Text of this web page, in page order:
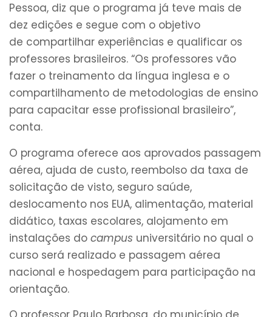
Pessoa, diz que o programa já teve mais de
dez edições e segue com o objetivo
de compartilhar experiências e qualificar os
professores brasileiros. “Os professores vão
fazer o treinamento da língua inglesa e o
compartilhamento de metodologias de ensino
para capacitar esse profissional brasileiro”,
conta.
O programa oferece aos aprovados passagem
aérea, ajuda de custo, reembolso da taxa de
solicitação de visto, seguro saúde,
deslocamento nos EUA, alimentação, material
didático, taxas escolares, alojamento em
instalações do campus universitário no qual o
curso será realizado e passagem aérea
nacional e hospedagem para participação na
orientação.